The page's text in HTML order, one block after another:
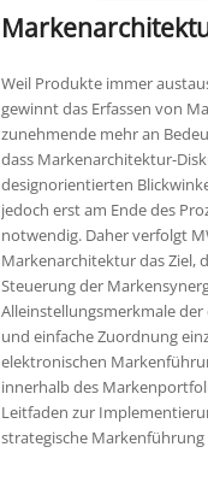
Weil Produkte immer
gewinnt das Erfassen von
zunehmende mehr an
dass Markenarchitektur-
designorientierten
jedoch erst am Ende des
notwendig. Daher verfolgt
Markenarchitektur das Ziel,
Steuerung der
Alleinstellungsmerkmale
und einfache Zuordnung
elektronischen
innerhalb des
Leitfaden zur
strategische Markenführung